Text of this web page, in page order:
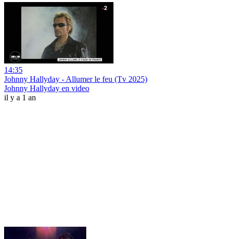
14:35
Johnny Hallyday - Allumer le feu (Tv 2025)
Johnny Hallyday en video
il y a 1 an